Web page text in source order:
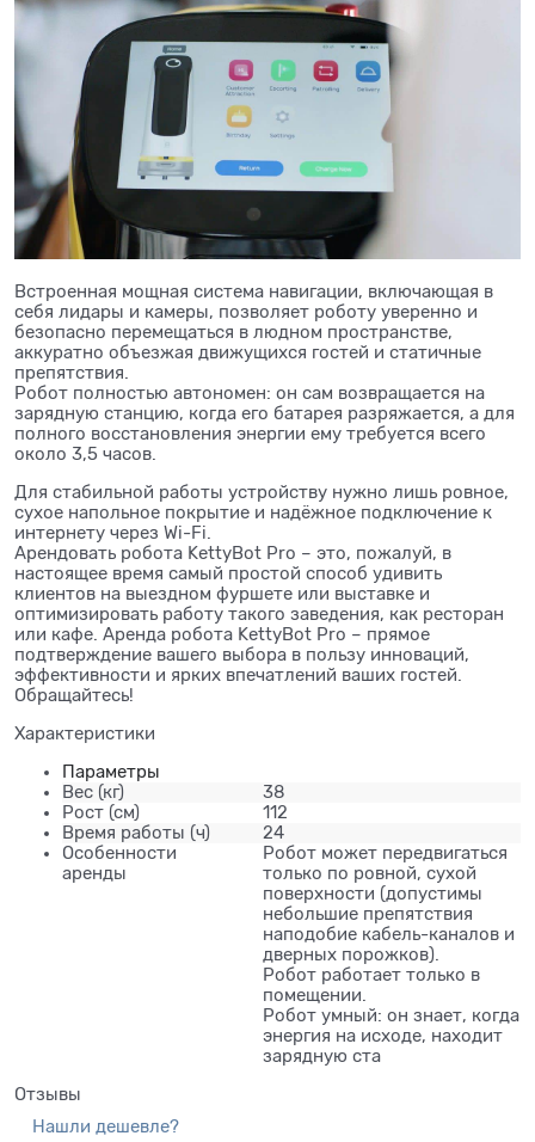
Встроенная мощная система навигации, включающая в
себя лидары и камеры, позволяет роботу уверенно и
безопасно перемещаться в людном пространстве,
аккуратно объезжая движущихся гостей и статичные
препятствия.
Робот полностью автономен: он сам возвращается на
зарядную станцию, когда его батарея разряжается, а для
полного восстановления энергии ему требуется всего
около 3,5 часов.
Для стабильной работы устройству нужно лишь ровное,
сухое напольное покрытие и надёжное подключение к
интернету через Wi-Fi.
Арендовать робота KettyBot Pro – это, пожалуй, в
настоящее время самый простой способ удивить
клиентов на выездном фуршете или выставке и
оптимизировать работу такого заведения, как ресторан
или кафе. Аренда робота KettyBot Pro – прямое
подтверждение вашего выбора в пользу инноваций,
эффективности и ярких впечатлений ваших гостей.
Обращайтесь!
Характеристики
Параметры
Вес (кг)
38
Рост (см)
112
Время работы (ч)
24
Особенности
аренды
Робот может передвигаться
только по ровной, сухой
поверхности (допустимы
небольшие препятствия
наподобие кабель-каналов и
дверных порожков).
Робот работает только в
помещении.
Робот умный: он знает, когда
энергия на исходе, находит
зарядную ста
Отзывы
Нашли дешевле?